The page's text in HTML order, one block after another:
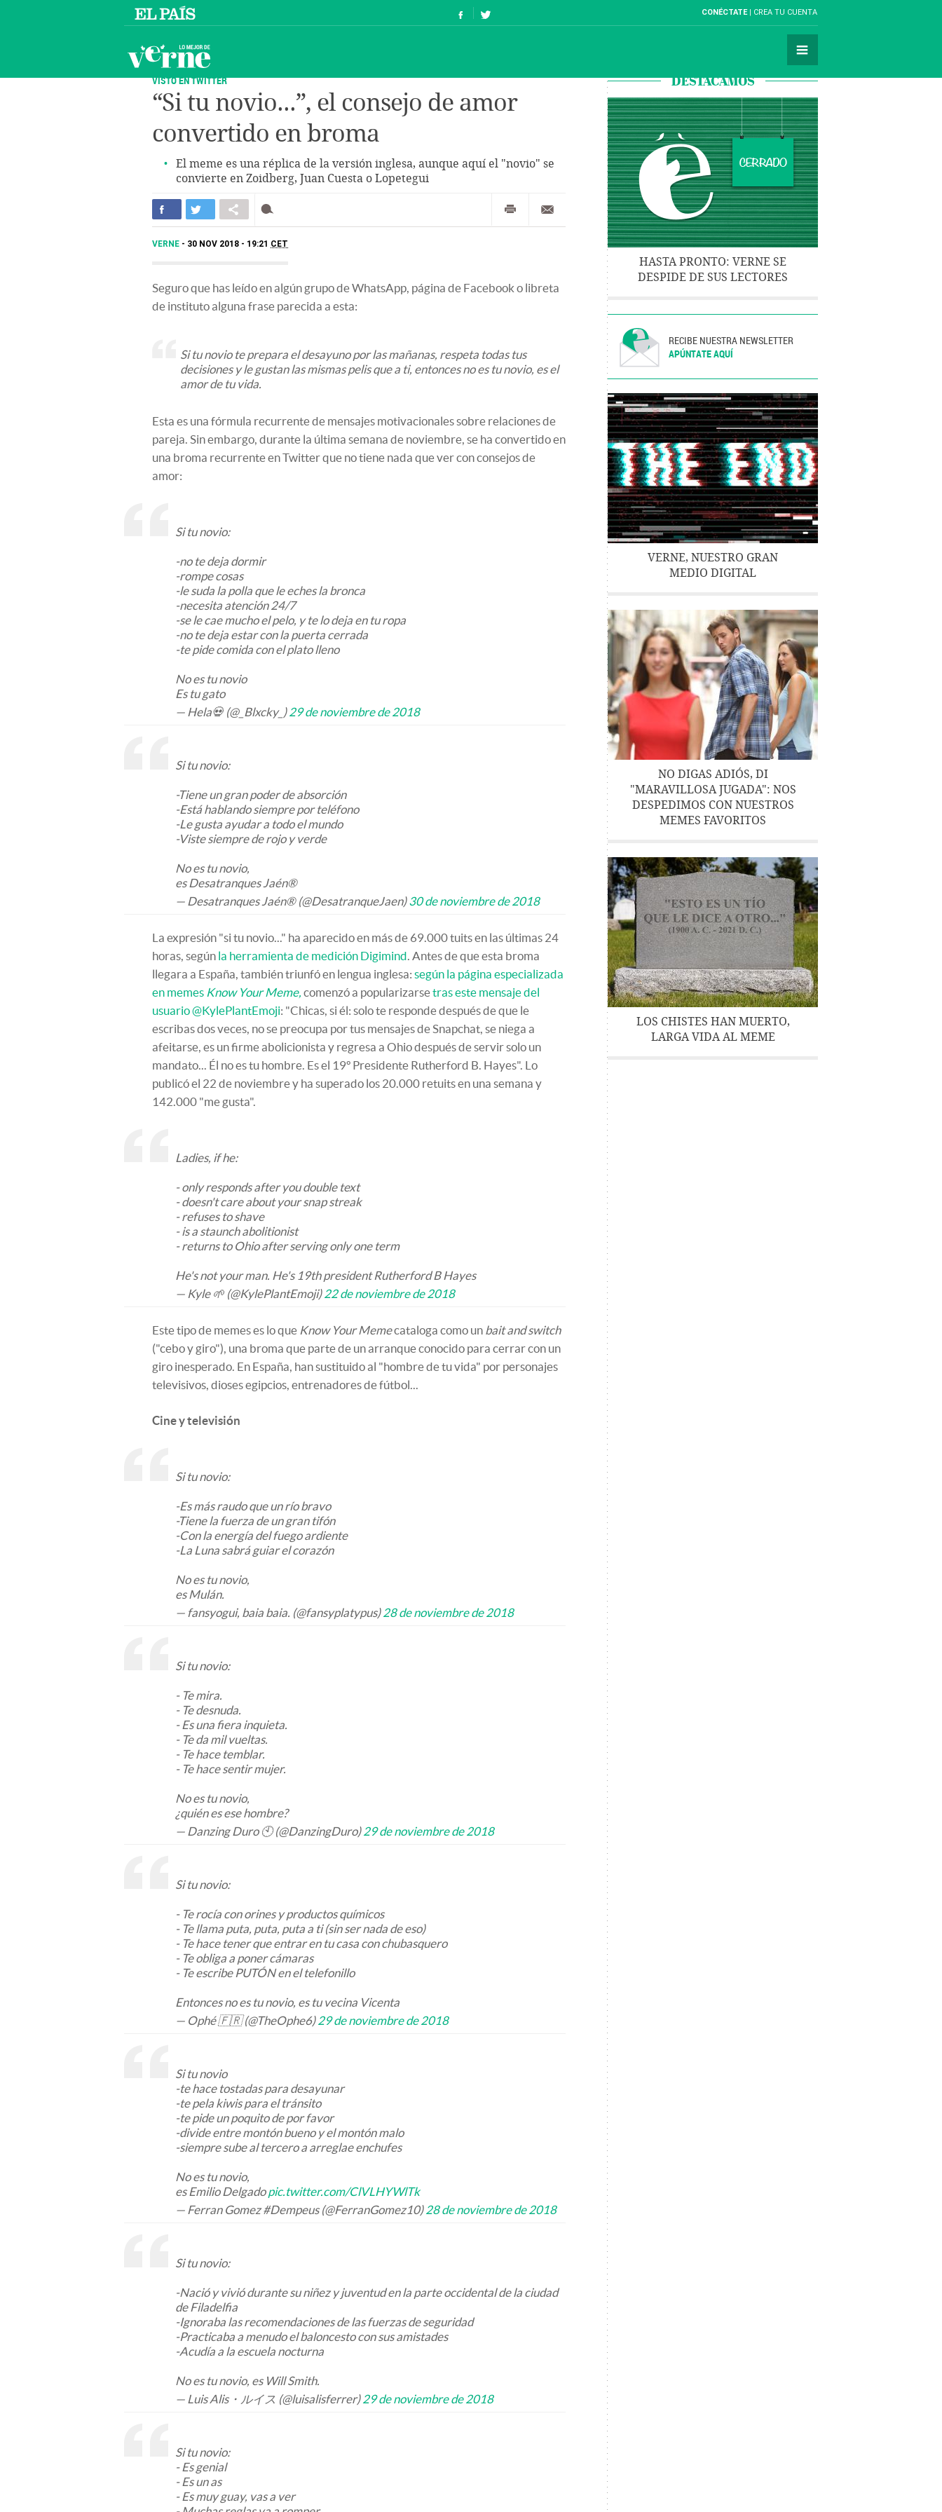
CONÉCTATE CREA TU CUENTA
VISTO EN TWITTER
“Si tu novio...”, el consejo de amor
convertido en broma
El meme es una réplica de la versión inglesa, aunque aquí el "novio" se
convierte en Zoidberg, Juan Cuesta o Lopetegui
VERNE 30 NOV 2018 - 19:21 CET
Seguro que has leído en algún grupo de WhatsApp, página de Facebook o libreta
de instituto alguna frase parecida a esta:
Si tu novio te prepara el desayuno por las mañanas, respeta todas tus
decisiones y le gustan las mismas pelis que a ti, entonces no es tu novio, es el
amor de tu vida.
Esta es una fórmula recurrente de mensajes motivacionales sobre relaciones de
pareja. Sin embargo, durante la última semana de noviembre, se ha convertido en
una broma recurrente en Twitter que no tiene nada que ver con consejos de
amor:
Si tu novio:
-no te deja dormir
-rompe cosas
-le suda la polla que le eches la bronca
-necesita atención 24/7
-se le cae mucho el pelo, y te lo deja en tu ropa
-no te deja estar con la puerta cerrada
-te pide comida con el plato lleno
No es tu novio
Es tu gato
— Hela💀 (@_Blxcky_)29 de noviembre de 2018
Si tu novio:
-Tiene un gran poder de absorción
-Está hablando siempre por teléfono
-Le gusta ayudar a todo el mundo
-Viste siempre de rojo y verde
No es tu novio,
es Desatranques Jaén®
— Desatranques Jaén® (@DesatranqueJaen)30 de noviembre de 2018
La expresión "si tu novio..." ha aparecido en más de 69.000 tuits en las últimas 24
horas, según la herramienta de medición Digimind. Antes de que esta broma
llegara a España, también triunfó en lengua inglesa: según la página especializada
en memes Know Your Meme, comenzó a popularizarsetras este mensaje del
usuario @KylePlantEmoji: "Chicas, si él: solo te responde después de que le
escribas dos veces, no se preocupa por tus mensajes de Snapchat, se niega a
afeitarse, es un firme abolicionista y regresa a Ohio después de servir solo un
mandato... Él no es tu hombre. Es el 19º Presidente Rutherford B. Hayes". Lo
publicó el 22 de noviembre y ha superado los 20.000 retuits en una semana y
142.000 "me gusta".
Ladies, if he:
- only responds after you double text
- doesn't care about your snap streak
- refuses to shave
- is a staunch abolitionist
- returns to Ohio after serving only one term
He's not your man. He's 19th president Rutherford B Hayes
— Kyle 🌱 (@KylePlantEmoji)22 de noviembre de 2018
Este tipo de memes es lo que Know Your Memecataloga como un bait and switch
("cebo y giro"), una broma que parte de un arranque conocido para cerrar con un
giro inesperado. En España, han sustituido al "hombre de tu vida" por personajes
televisivos, dioses egipcios, entrenadores de fútbol...
Cine y televisión
Si tu novio:
-Es más raudo que un río bravo
-Tiene la fuerza de un gran tifón
-Con la energía del fuego ardiente
-La Luna sabrá guiar el corazón
No es tu novio,
es Mulán.
— fansyogui, baia baia. (@fansyplatypus)28 de noviembre de 2018
Si tu novio:
- Te mira.
- Te desnuda.
- Es una fiera inquieta.
- Te da mil vueltas.
- Te hace temblar.
- Te hace sentir mujer.
No es tu novio,
¿quién es ese hombre?
— Danzing Duro 🕙 (@DanzingDuro)29 de noviembre de 2018
Si tu novio:
- Te rocía con orines y productos químicos
- Te llama puta, puta, puta a ti (sin ser nada de eso)
- Te hace tener que entrar en tu casa con chubasquero
- Te obliga a poner cámaras
- Te escribe PUTÓN en el telefonillo
Entonces no es tu novio, es tu vecina Vicenta
— Ophé 🇫🇷 (@TheOphe6)29 de noviembre de 2018
Si tu novio
-te hace tostadas para desayunar
-te pela kiwis para el tránsito
-te pide un poquito de por favor
-divide entre montón bueno y el montón malo
-siempre sube al tercero a arreglae enchufes
No es tu novio,
es Emilio Delgadopic.twitter.com/ClVLHYWlTk
— Ferran Gomez #Dempeus (@FerranGomez10)28 de noviembre de 2018
Si tu novio:
-Nació y vivió durante su niñez y juventud en la parte occidental de la ciudad
de Filadelfia
-Ignoraba las recomendaciones de las fuerzas de seguridad
-Practicaba a menudo el baloncesto con sus amistades
-Acudía a la escuela nocturna
No es tu novio, es Will Smith.
— Luis Alis・ルイス (@luisalisferrer)29 de noviembre de 2018
Si tu novio:
- Es genial
- Es un as
- Es muy guay, vas a ver
DESTACAMOS
HASTA PRONTO: VERNE SE
DESPIDE DE SUS LECTORES
RECIBE NUESTRA NEWSLETTER
APÚNTATE AQUÍ
VERNE, NUESTRO GRAN
MEDIO DIGITAL
NO DIGAS ADIÓS, DI
"MARAVILLOSA JUGADA": NOS
DESPEDIMOS CON NUESTROS
MEMES FAVORITOS
LOS CHISTES HAN MUERTO,
LARGA VIDA AL MEME